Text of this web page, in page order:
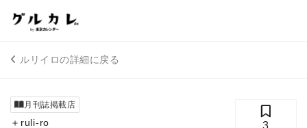
ルリイロの詳細に戻る
月刊誌掲載店
＋ruli-ro 3